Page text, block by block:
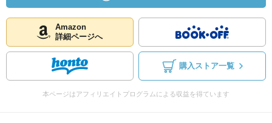
Amazon
詳細ページへ
購入ストア一覧
本ページはアフィリエイトプログラムによる収益を得ています